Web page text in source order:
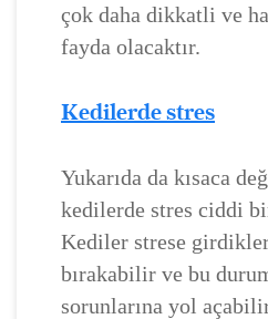
çok daha dikkatli ve
fayda olacaktır.
Kedilerde stres
Yukarıda da kısaca
kedilerde stres ciddi
Kediler strese
bırakabilir ve bu
sorunlarına yol